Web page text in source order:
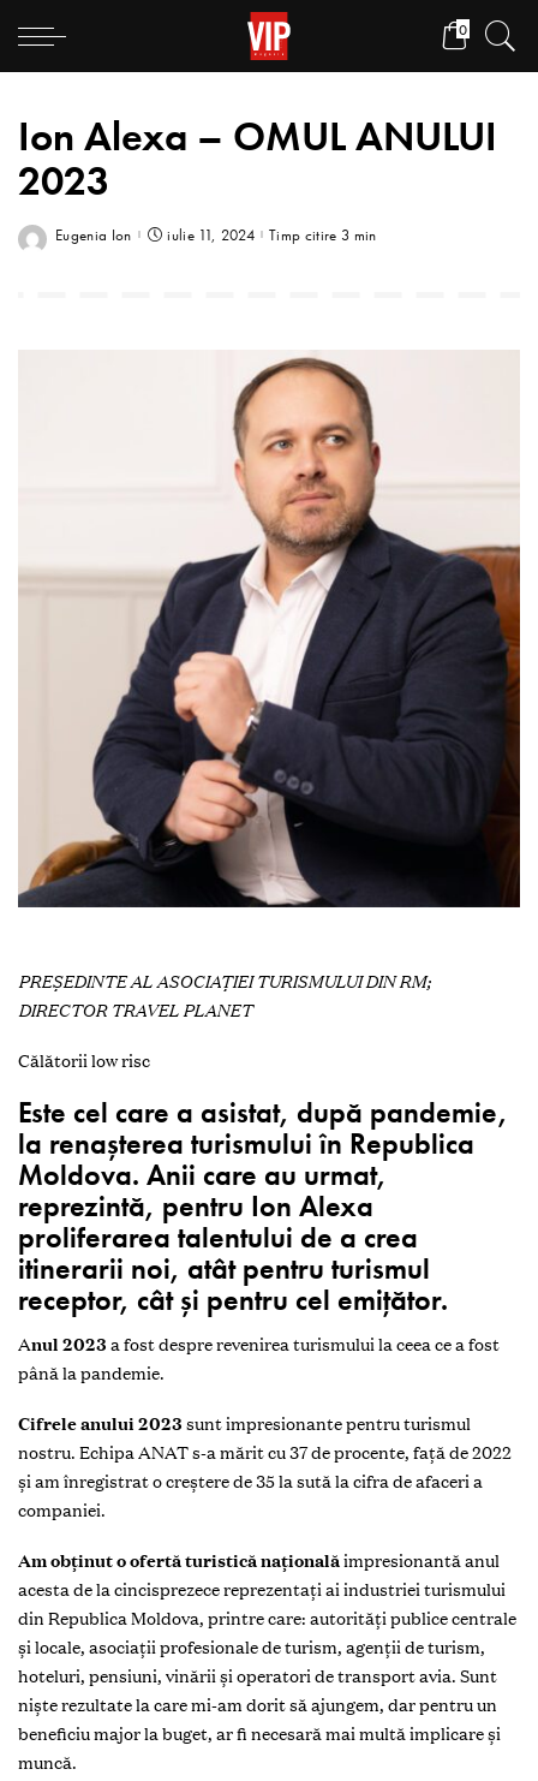
0
Ion Alexa – OMUL ANULUI
2023
Eugenia Ion iulie 11, 2024 Timp citire 3 min
PREȘEDINTE AL ASOCIAȚIEI TURISMULUI DIN RM;
DIRECTOR TRAVEL PLANET
Călătorii low risc
Este cel care a asistat, după pandemie,
la renașterea turismului în Republica
Moldova. Anii care au urmat,
reprezintă, pentru Ion Alexa
proliferarea talentului de a crea
itinerarii noi, atât pentru turismul
receptor, cât și pentru cel emițător.
Anul 2023 a fost despre revenirea turismului la ceea ce a fost
până la pandemie.
Cifrele anului 2023 sunt impresionante pentru turismul
nostru. Echipa ANAT s-a mărit cu 37 de procente, față de 2022
și am înregistrat o creștere de 35 la sută la cifra de afaceri a
companiei.
Am obținut o ofertă turistică naționalăimpresionantă anul
acesta de la cincisprezece reprezentați ai industriei turismului
din Republica Moldova, printre care: autorități publice centrale
și locale, asociații profesionale de turism, agenții de turism,
hoteluri, pensiuni, vinării și operatori de transport avia. Sunt
niște rezultate la care mi-am dorit să ajungem, dar pentru un
beneficiu major la buget, ar fi necesară mai multă implicare și
muncă.